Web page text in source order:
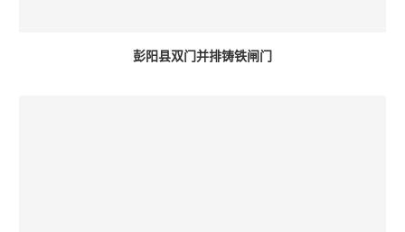
彭阳县双门并排铸铁闸门